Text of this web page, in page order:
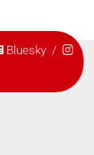
Bluesky/